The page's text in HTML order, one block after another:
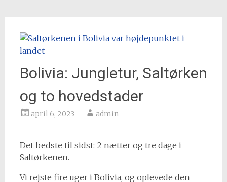
Bolivia: Jungletur, Saltørken
og to hovedstader
april 6, 2023 admin
Det bedste til sidst: 2 nætter og tre dage i
Saltørkenen.
Vi rejste fire uger i Bolivia, og oplevede den